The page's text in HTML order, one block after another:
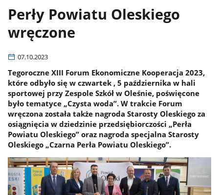
Perły Powiatu Oleskiego
wręczone
07.10.2023
Tegoroczne XIII Forum Ekonomiczne Kooperacja 2023,
które odbyło się w czwartek , 5 października w hali
sportowej przy Zespole Szkół w Oleśnie, poświęcone
było tematyce „Czysta woda”. W trakcie Forum
wręczona została także nagroda Starosty Oleskiego za
osiągnięcia w dziedzinie przedsiębiorczości „Perła
Powiatu Oleskiego” oraz nagroda specjalna Starosty
Oleskiego „Czarna Perła Powiatu Oleskiego”.